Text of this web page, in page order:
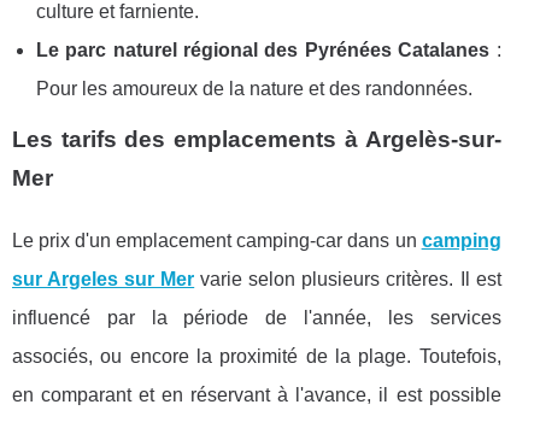
culture et farniente.
Le parc naturel régional des Pyrénées Catalanes :
Pour les amoureux de la nature et des randonnées.
Les tarifs des emplacements à Argelès-sur-
Mer
Le prix d'un emplacement camping-car dans un camping
sur Argeles sur Mer varie selon plusieurs critères. Il est
influencé par la période de l'année, les services
associés, ou encore la proximité de la plage. Toutefois,
en comparant et en réservant à l'avance, il est possible